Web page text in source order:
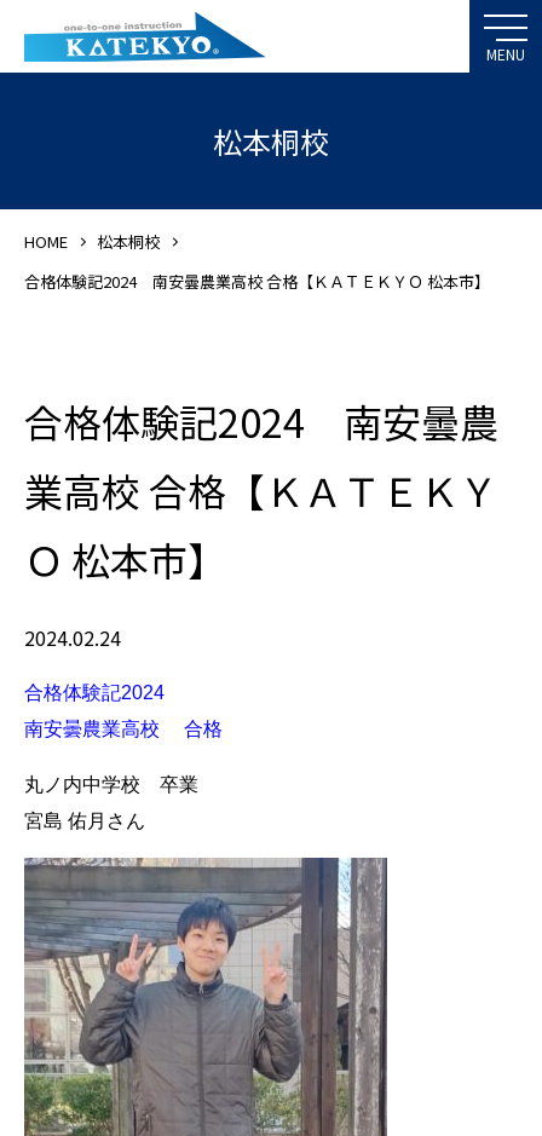
松本桐校
HOME
松本桐校
合格体験記2024 南安曇農業高校 合格【ＫＡＴＥＫＹＯ 松本市】
合格体験記2024 南安曇農
業高校 合格【ＫＡＴＥＫＹ
Ｏ 松本市】
2024.02.24
合格体験記2024
南安曇農業高校 合格
丸ノ内中学校 卒業
宮島 佑月さん